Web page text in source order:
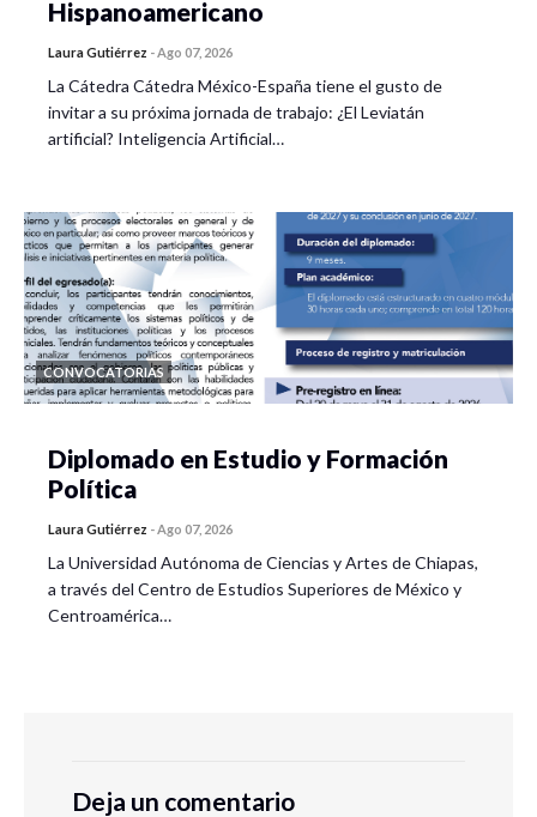
Hispanoamericano
Laura Gutiérrez -Ago 07, 2026
La Cátedra Cátedra México-España tiene el gusto de
invitar a su próxima jornada de trabajo: ¿El Leviatán
artificial? Inteligencia Artificial…
CONVOCATORIAS
Diplomado en Estudio y Formación
Política
Laura Gutiérrez -Ago 07, 2026
La Universidad Autónoma de Ciencias y Artes de Chiapas,
a través del Centro de Estudios Superiores de México y
Centroamérica…
Deja un comentario